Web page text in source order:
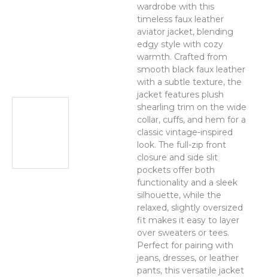
wardrobe with this
timeless faux leather
aviator jacket, blending
edgy style with cozy
warmth. Crafted from
smooth black faux leather
with a subtle texture, the
jacket features plush
shearling trim on the wide
collar, cuffs, and hem for a
classic vintage-inspired
look. The full-zip front
closure and side slit
pockets offer both
functionality and a sleek
silhouette, while the
relaxed, slightly oversized
fit makes it easy to layer
over sweaters or tees.
Perfect for pairing with
jeans, dresses, or leather
pants, this versatile jacket